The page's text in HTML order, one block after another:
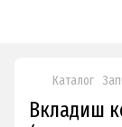
Каталог
Вкладиш